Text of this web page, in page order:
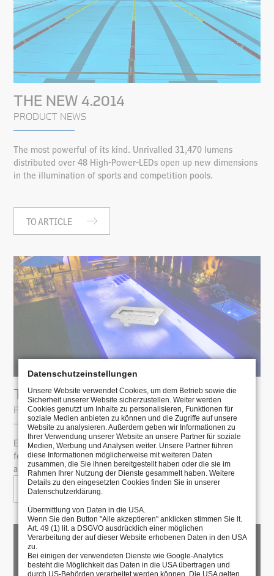
THE NEW 4.2014
PRODUCT NEWS
The most powerful of its kind. Unrivalled 31,470 lumens
distributed over 48 High-Power-LEDs open up new dimensions
in the illumination of sports and competition pools.
TO ARTICLE
THE BRIGHT NEW 252.
PRODUCT NEWS
Equipped without compromise and with all the typical WIBRE
features, the 252 is an indispensable highlight for any water
and pool area. Every pool is a place of longing.
TO ARTICLE
Datenschutzeinstellungen
Unsere Website verwendet Cookies, um dem Betrieb sowie die
Sicherheit unserer Website sicherzustellen. Weiter werden
Cookies genutzt um Inhalte zu personalisieren, Funktionen für
soziale Medien anbieten zu können und die Zugriffe auf unsere
Website zu analysieren. Außerdem geben wir Informationen zu
Ihrer Verwendung unserer Website an unsere Partner für soziale
Medien, Werbung und Analysen weiter. Unsere Partner führen
diese Informationen möglicherweise mit weiteren Daten
zusammen, die Sie ihnen bereitgestellt haben oder die sie im
Rahmen Ihrer Nutzung der Dienste gesammelt haben. Weitere
Details zu den eingesetzten Cookies finden Sie in unserer
Datenschutzerklärung.
Übermittlung von Daten in die USA.
Wenn Sie den Button "Alle akzeptieren" anklicken stimmen Sie lt.
Art. 49 (1) lit. a DSGVO ausdrücklich einer möglichen
Verarbeitung der auf dieser Website erhobenen Daten in den USA
zu.
Bei einigen der verwendeten Dienste wie Google-Analytics
besteht die Möglichkeit das Daten in die USA übertragen und
durch US-Behörden verarbeitet werden können. Die USA gelten